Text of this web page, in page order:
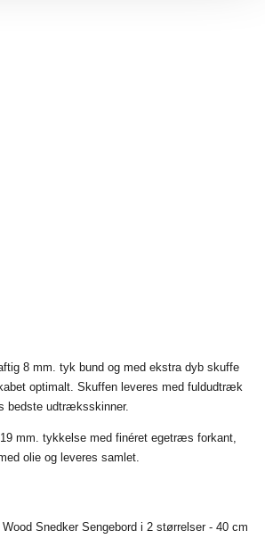
8 mm. tyk bund og med ekstra dyb skuffe
optimalt. Skuffen leveres med fuldudtræk
bedste udtræksskinner.
mm. tykkelse med finéret egetræs forkant,
olie og leveres samlet.
Snedker Sengebord i 2 størrelser - 40 cm